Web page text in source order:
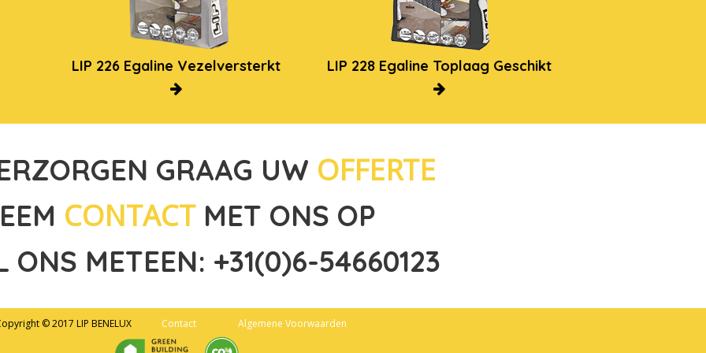
LIP 226 Egaline Vezelversterkt LIP 228 Egaline Toplaag Geschikt
GRAAG UW OFFERTE
CONTACTMET ONS OP
ONS METEEN: +31(0)6-54660123
© 2017 LIP BENELUX Contact Algemene Voorwaarden